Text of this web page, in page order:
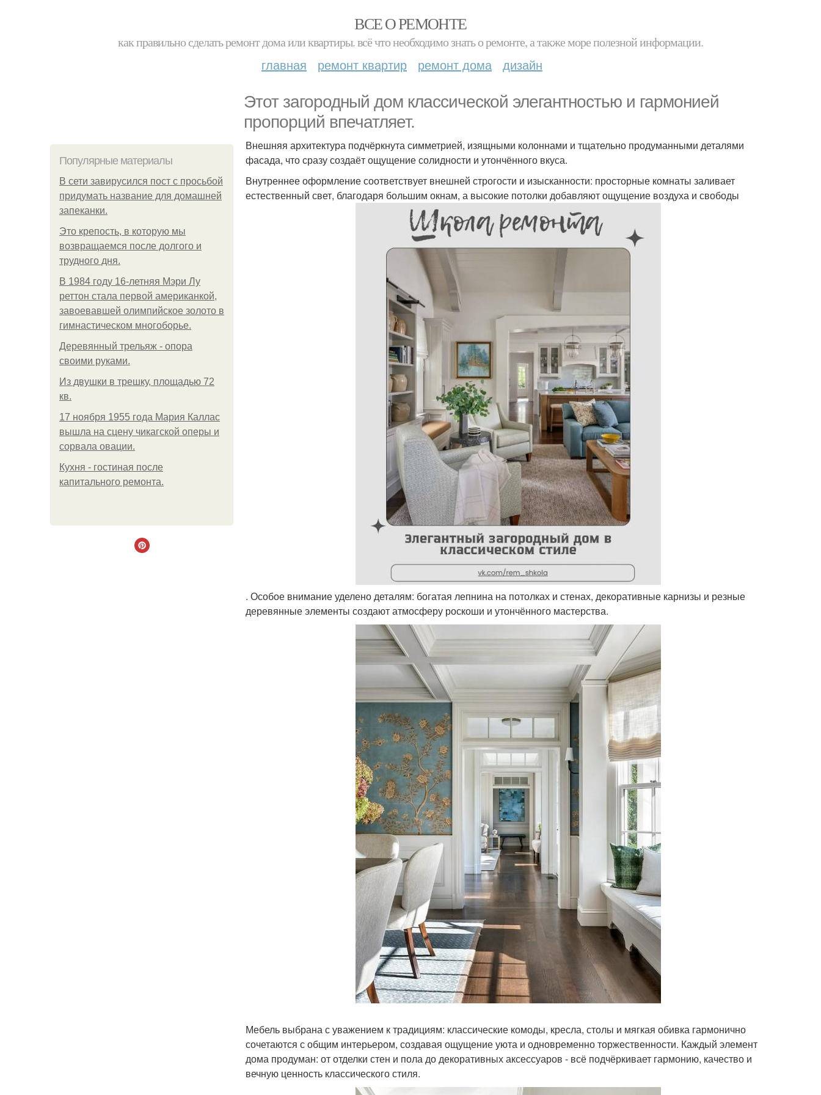
ВСЕ О РЕМОНТЕ
как правильно сделать ремонт дома или квартиры. всё что необходимо знать о ремонте, а также море полезной информации.
главная ремонт квартир ремонт дома дизайн
Этот загородный дом классической элегантностью и гармонией
пропорций впечатляет.
Популярные материалы
В сети завирусился пост с просьбой
придумать название для домашней
запеканки.
Это крепость, в которую мы
возвращаемся после долгого и
трудного дня.
В 1984 году 16-летняя Мэри Лу
реттон стала первой американкой,
завоевавшей олимпийское золото в
гимнастическом многоборье.
Деревянный трельяж - опора
своими руками.
Из двушки в трешку, площадью 72
кв.
17 ноября 1955 года Мария Каллас
вышла на сцену чикагской оперы и
сорвала овации.
Кухня - гостиная после
капитального ремонта.
Внешняя архитектура подчёркнута симметрией, изящными колоннами и тщательно продуманными деталями
фасада, что сразу создаёт ощущение солидности и утончённого вкуса.
Внутреннее оформление соответствует внешней строгости и изысканности: просторные комнаты заливает
естественный свет, благодаря большим окнам, а высокие потолки добавляют ощущение воздуха и свободы
. Особое внимание уделено деталям: богатая лепнина на потолках и стенах, декоративные карнизы и резные
деревянные элементы создают атмосферу роскоши и утончённого мастерства.
Мебель выбрана с уважением к традициям: классические комоды, кресла, столы и мягкая обивка гармонично
сочетаются с общим интерьером, создавая ощущение уюта и одновременно торжественности. Каждый элемент
дома продуман: от отделки стен и пола до декоративных аксессуаров - всё подчёркивает гармонию, качество и
вечную ценность классического стиля.